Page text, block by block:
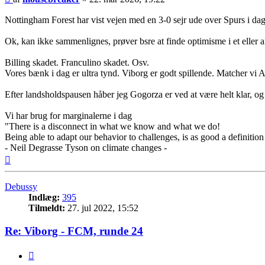
Nottingham Forest har vist vejen med en 3-0 sejr ude over Spurs i
Ok, kan ikke sammenlignes, prøver bsre at finde optimisme i et eller
Billing skadet. Franculino skadet. Osv.
Vores bænk i dag er ultra tynd. Viborg er godt spillende. Matcher vi
Efter landsholdspausen håber jeg Gogorza er ved at være helt klar,
Vi har brug for marginalerne i dag
"There is a disconnect in what we know and what we do!
Being able to adapt our behavior to challenges, is as good a
- Neil Degrasse Tyson on climate changes -
Debussy
Indlæg: 395
Tilmeldt: 27. jul 2022, 15:52
Re: Viborg - FCM, runde 24